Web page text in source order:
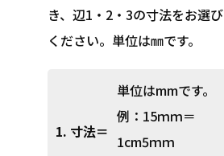
き、辺1・2・3の寸法をお選び
ください。単位は㎜です。
1. 寸法＝
単位はmmです。
例：15ｍｍ＝
1cm5ｍｍ